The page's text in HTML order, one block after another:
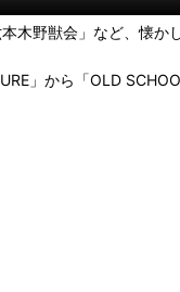
野獣会」など、懐
」から「OLD